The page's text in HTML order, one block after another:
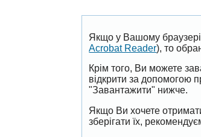
Якщо у Вашому
Acrobat Reader), то
Крім того, Ви можете
відкрити за допомогою
"Завантажити" нижче.
Якщо Ви хочете
зберігати їх,